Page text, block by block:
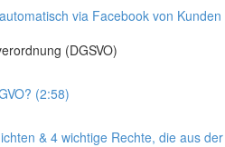
via Facebook von
(DGSVO)
(2:58)
& 4 wichtige Rechte, die aus